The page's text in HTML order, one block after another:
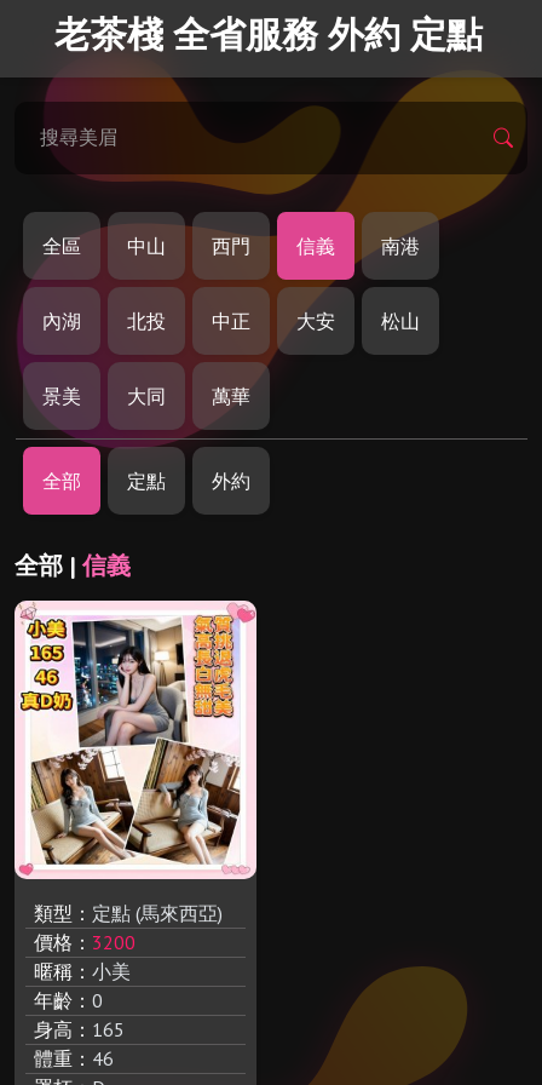
老茶棧 全省服務 外約 定點
搜尋美眉
全區 中山 西門 信義 南港
內湖 北投 中正 大安 松山
景美 大同 萬華
全部 定點 外約
全部 |信義
類型： 定點 (馬來西亞)
價格： 3200
暱稱： 小美
年齡： 0
身高： 165
體重： 46